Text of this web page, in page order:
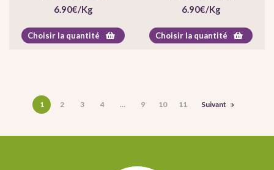
6.90€/Kg
Choisir la quantité
6.90€/Kg
Choisir la quantité
1 2 3 4 … 9 10 11 Suivant